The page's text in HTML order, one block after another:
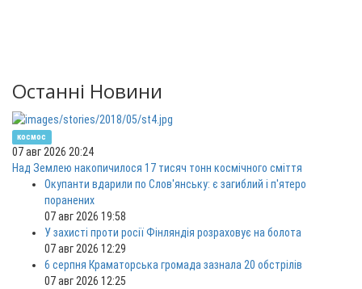
Останні Новини
космос
07 авг 2026 20:24
Над Землею накопичилося 17 тисяч тонн космічного сміття
Окупанти вдарили по Слов'янську: є загиблий і п'ятеро
поранених
07 авг 2026 19:58
У захисті проти росії Фінляндія розраховує на болота
07 авг 2026 12:29
6 серпня Краматорська громада зазнала 20 обстрілів
07 авг 2026 12:25